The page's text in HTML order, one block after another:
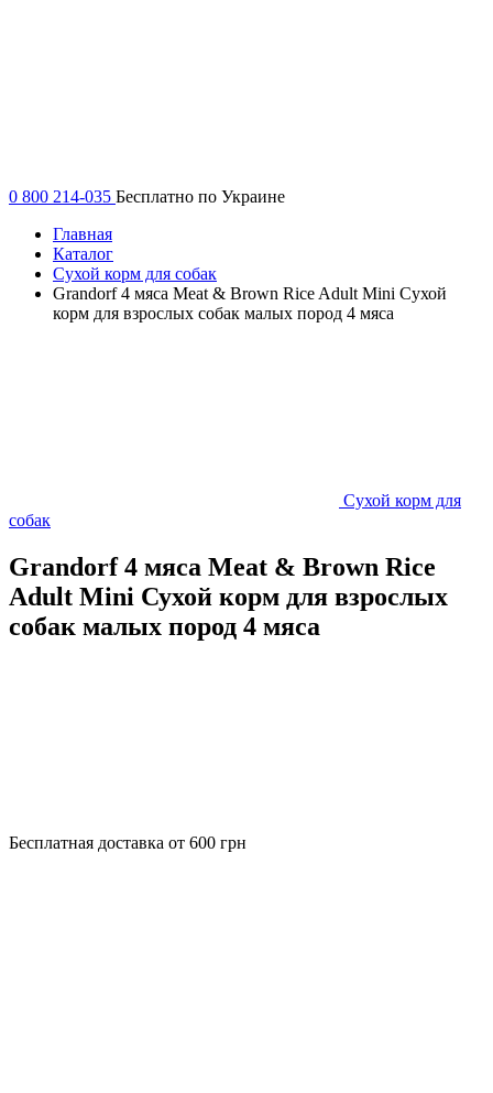
0 800 214-035 Бесплатно по Украине
Главная
Каталог
Сухой корм для собак
Grandorf 4 мяса Meat & Brown Rice Adult Mini Сухой
корм для взрослых собак малых пород 4 мяса
Сухой корм для
собак
Grandorf 4 мяса Meat & Brown Rice
Adult Mini Сухой корм для взрослых
собак малых пород 4 мяса
Бесплатная доставка от 600 грн